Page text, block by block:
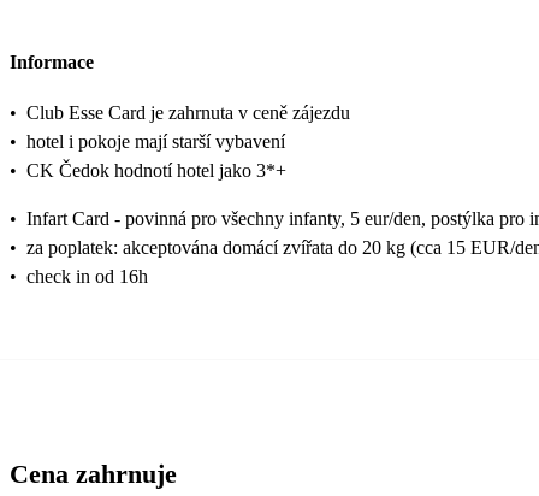
Informace
• Club Esse Card je zahrnuta v ceně zájezdu
• hotel i pokoje mají starší vybavení
• CK Čedok hodnotí hotel jako 3*+
• Infart Card - povinná pro všechny infanty, 5 eur/den, postýlka pro
• za poplatek: akceptována domácí zvířata do 20 kg (cca 15 EUR/
• check in od 16h
Cena zahrnuje